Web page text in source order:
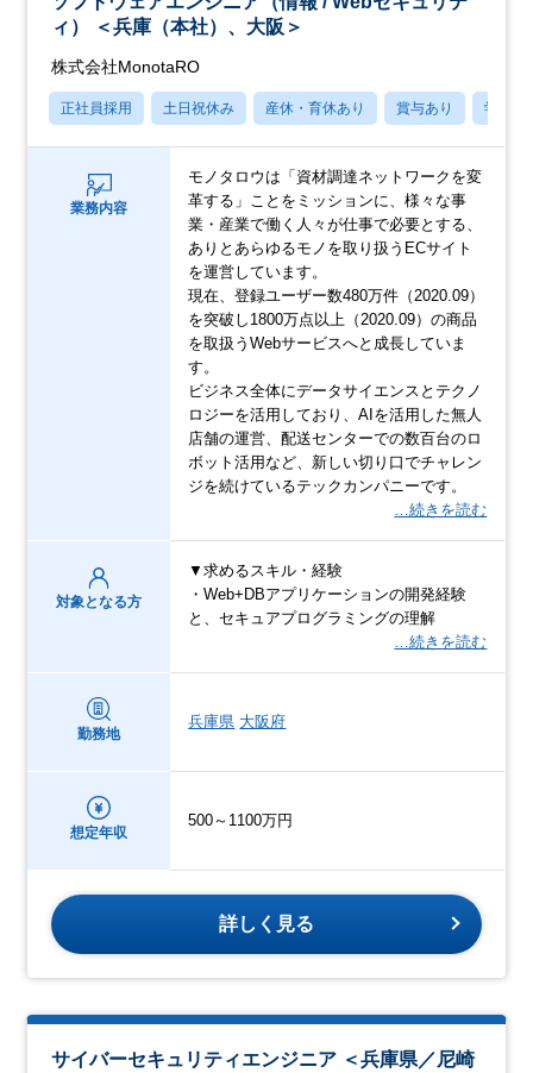
ィ） ＜兵庫（本社）、大阪＞
株式会社MonotaRO
正社員採用 土日祝休み 産休・育休あり 賞与あり 学歴不
業務内容
モノタロウは「資材調達ネットワークを変
革する」ことをミッションに、様々な事
業・産業で働く人々が仕事で必要とする、
ありとあらゆるモノを取り扱うECサイト
を運営しています。
現在、登録ユーザー数480万件（2020.09）
を突破し1800万点以上（2020.09）の商品
を取扱うWebサービスへと成長していま
す。
ビジネス全体にデータサイエンスとテクノ
ロジーを活用しており、AIを活用した無人
店舗の運営、配送センターでの数百台のロ
ボット活用など、新しい切り口でチャレン
ジを続けているテックカンパニーです。
…続きを読む
対象となる方
▼求めるスキル・経験
・Web+DBアプリケーションの開発経験
と、セキュアプログラミングの理解
…続きを読む
勤務地
兵庫県 大阪府
想定年収
500～1100万円
詳しく見る
サイバーセキュリティエンジニア ＜兵庫県／尼崎